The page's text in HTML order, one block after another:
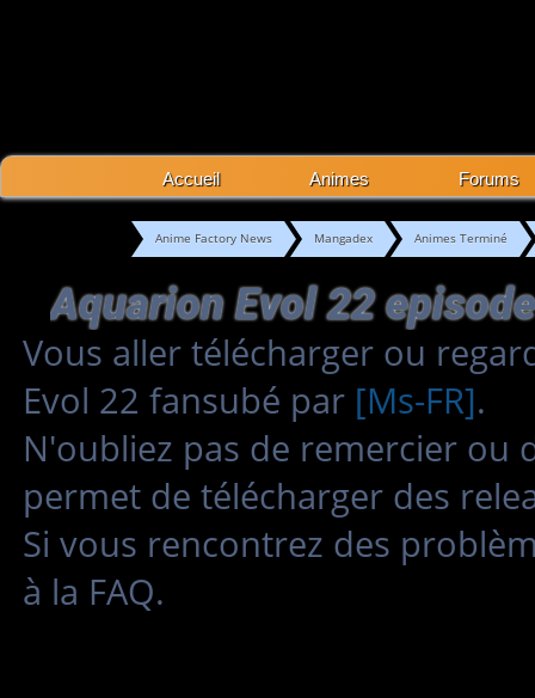
Accueil Animes Forums
Anime Factory News Mangadex Animes Terminé
Aquarion Evol 22 episode
Vous aller télécharger ou
Evol 22 fansubé par [Ms-FR].
N'oubliez pas de remercier ou
permet de télécharger des
Si vous rencontrez des
à la FAQ.